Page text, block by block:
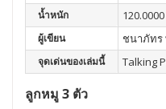
น้ำหนัก 120.0000
ผู้เขียน ชนาภัทร
จุดเด่นของเล่มนี้ Talking
ลูกหมู 3 ตัว